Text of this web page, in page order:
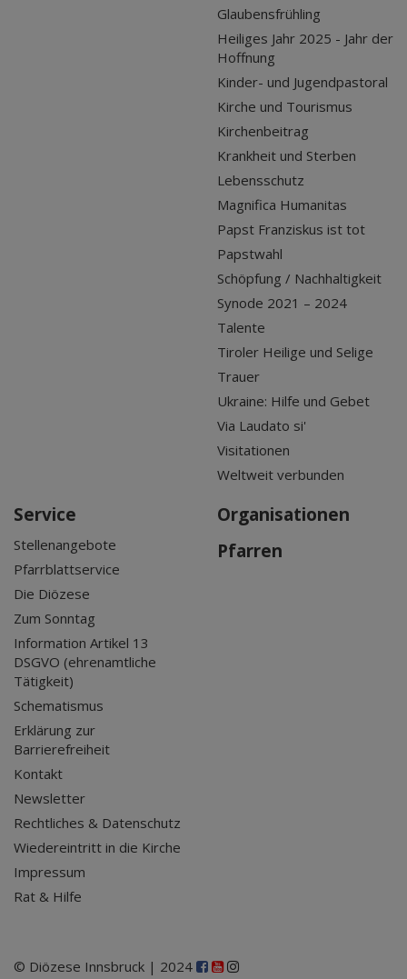
Glaubensfrühling
Heiliges Jahr 2025 - Jahr der
Hoffnung
Kinder- und Jugendpastoral
Kirche und Tourismus
Kirchenbeitrag
Krankheit und Sterben
Lebensschutz
Magnifica Humanitas
Papst Franziskus ist tot
Papstwahl
Schöpfung / Nachhaltigkeit
Synode 2021 – 2024
Talente
Tiroler Heilige und Selige
Trauer
Ukraine: Hilfe und Gebet
Via Laudato si'
Visitationen
Weltweit verbunden
Service
Stellenangebote
Pfarrblattservice
Die Diözese
Zum Sonntag
Information Artikel 13
DSGVO (ehrenamtliche
Tätigkeit)
Schematismus
Erklärung zur
Barrierefreiheit
Kontakt
Newsletter
Rechtliches & Datenschutz
Wiedereintritt in die Kirche
Impressum
Rat & Hilfe
Organisationen
Pfarren
© Diözese Innsbruck | 2024